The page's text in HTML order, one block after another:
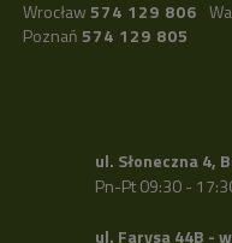
Wrocław 574 129 806
Poznań 574 129 805
ul. Słoneczna 4,
Pn-Pt 09:30 -
ul. Farysa 44B -